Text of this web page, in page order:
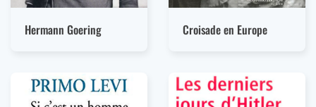
Hermann Goering Croisade en Europe